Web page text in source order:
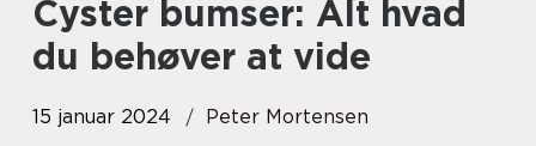
Cyster bumser: Alt hvad
du behøver at vide
15 januar 2024
Peter Mortensen